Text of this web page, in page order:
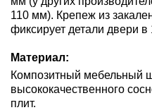
110 мм). Крепеж из
фиксирует детали двери в
Материал:
Композитный мебельный
высококачественного
плит.